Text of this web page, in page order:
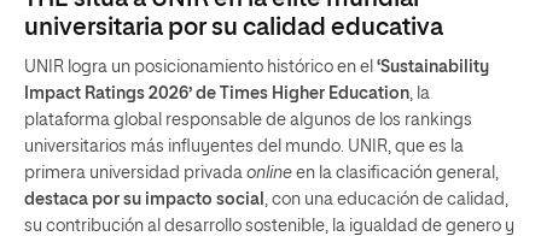
universitaria por su calidad educativa
UNIR logra un posicionamiento histórico en el ‘Sustainability
Impact Ratings 2026’ de Times Higher Education, la
plataforma global responsable de algunos de los rankings
universitarios más influyentes del mundo. UNIR, que es la
primera universidad privada online en la clasificación general,
destaca por su impacto social , con una educación de calidad,
su contribución al desarrollo sostenible, la igualdad de genero y